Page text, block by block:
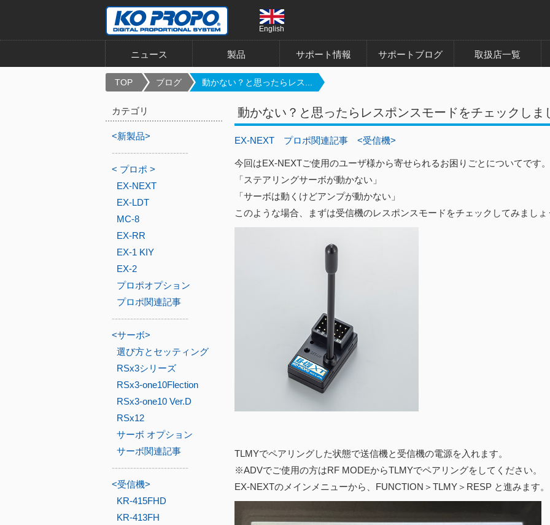
English
ニュース 製品 サポート情報 サポートブログ 取扱店一覧
TOP ブログ 動かない？と思ったらレス...
動かない？と思ったらレスポンスモードをチェックしま
EX-NEXT プロポ関連記事 <受信機>
今回はEX-NEXTご使用のユーザ様から寄せられるお困りごとについてです。
「ステアリングサーボが動かない」
「サーボは動くけどアンプが動かない」
このような場合、まずは受信機のレスポンスモードをチェックしてみましょ
TLMYでペアリングした状態で送信機と受信機の電源を入れます。
※ADVでご使用の方はRF MODEからTLMYでペアリングをしてください。
EX-NEXTのメインメニューから、FUNCTION＞TLMY＞RESP と進みます。
カテゴリ
<新製品>
-------------------------
< プロポ >
EX-NEXT
EX-LDT
MC-8
EX-RR
EX-1 KIY
EX-2
プロポオプション
プロポ関連記事
-------------------------
<サーボ>
選び方とセッティング
RSx3シリーズ
RSx3-one10Flection
RSx3-one10 Ver.D
RSx12
サーボ オプション
サーボ関連記事
-------------------------
<受信機>
KR-415FHD
KR-413FH